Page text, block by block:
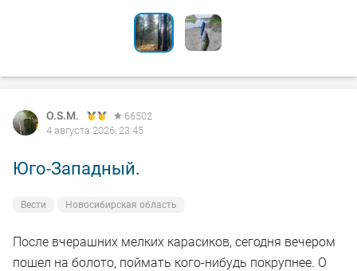
O.S.M.
66502
4 августа 2026, 23:45
Юго-Западный.
Вести Новосибирская область
После вчерашних мелких карасиков, сегодня вечером
пошел на болото, поймать кого-нибудь покрупнее. О